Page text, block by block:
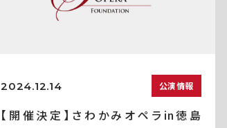
2024.12.14 公演情報
【開催決定】さわかみオペラin徳島